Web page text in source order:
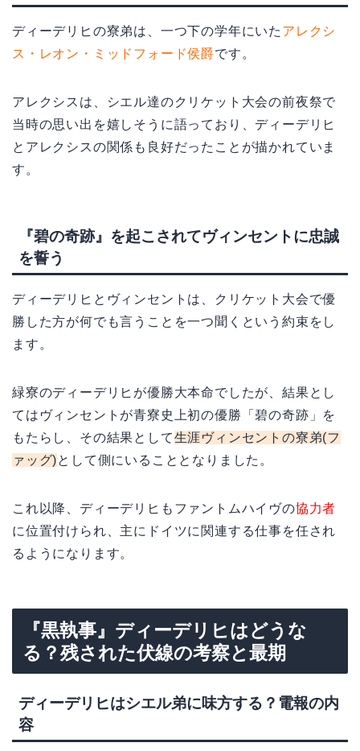
ディーデリヒの寮弟は、一つ下の学年にいた アレクシ
ス・レオン・ミッドフォード侯爵です。
アレクシスは、シエル達のクリケット大会の前夜祭で
当時の思い出を嬉しそうに語っており、ディーデリヒ
とアレクシスの関係も良好だったことが描かれていま
す。
『碧の奇跡』を起こされてヴィンセントに忠誠
を誓う
ディーデリヒとヴィンセントは、クリケット大会で優
勝した方が何でも言うことを一つ聞くという約束をし
ます。
緑寮のディーデリヒが優勝大本命でしたが、結果とし
てはヴィンセントが青寮史上初の優勝「碧の奇跡」を
もたらし、その結果として生涯ヴィンセントの寮弟(フ
ァッグ)として側にいることとなりました。
これ以降、ディーデリヒもファントムハイヴの協力者
に位置付けられ、主にドイツに関連する仕事を任され
るようになります。
『黒執事』ディーデリヒはどうな
る？残された伏線の考察と最期
ディーデリヒはシエル弟に味方する？電報の内
容